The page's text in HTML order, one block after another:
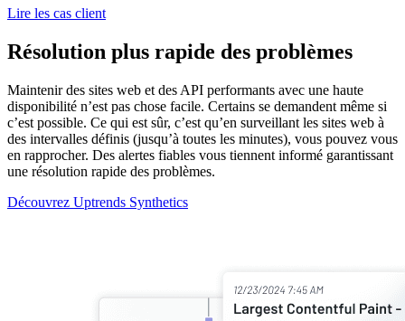
Lire les cas client
Résolution plus rapide des problèmes
Maintenir des sites web et des API performants avec une haute
disponibilité n’est pas chose facile. Certains se demandent même si
c’est possible. Ce qui est sûr, c’est qu’en surveillant les sites web à
des intervalles définis (jusqu’à toutes les minutes), vous pouvez vous
en rapprocher. Des alertes fiables vous tiennent informé garantissant
une résolution rapide des problèmes.
Découvrez Uptrends Synthetics